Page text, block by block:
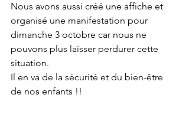
Nous avons aussi créé une affiche et
organisé une manifestation pour
dimanche 3 octobre car nous ne
pouvons plus laisser perdurer cette
situation.
Il en va de la sécurité et du bien-être
de nos enfants !!